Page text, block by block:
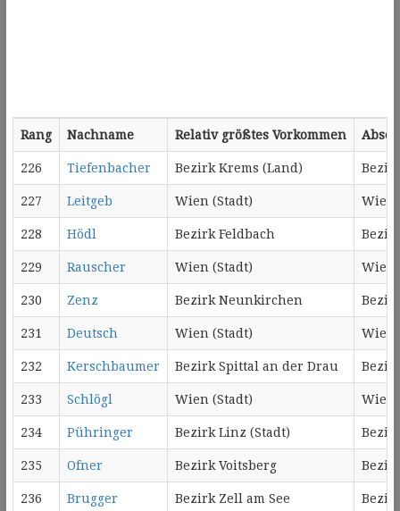
Rang Nachname Relativ größtes Vorkommen
226 Tiefenbacher Bezirk Krems (Land)
227 Leitgeb Wien (Stadt) Wien
228 Hödl Bezirk Feldbach
229 Rauscher Wien (Stadt) Wien
230 Zenz Bezirk Neunkirchen
231 Deutsch Wien (Stadt) Wien
232 Kerschbaumer Bezirk Spittal an der Drau
233 Schlögl Wien (Stadt) Wien
234 Pühringer Bezirk Linz (Stadt)
235 Ofner Bezirk Voitsberg
236 Brugger Bezirk Zell am See